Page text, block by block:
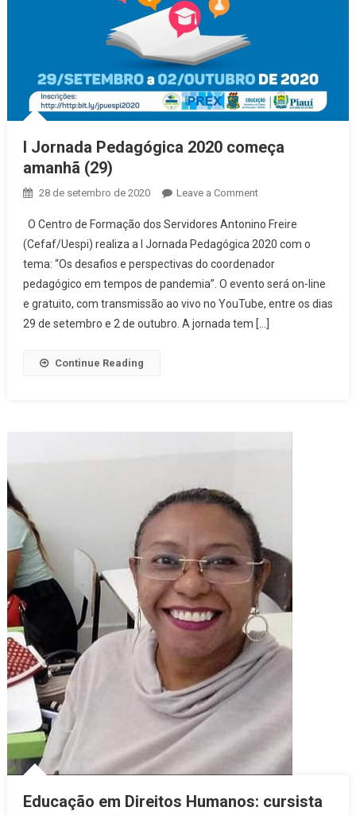
I Jornada Pedagógica 2020 começa
amanhã (29)
28 de setembro de 2020 Leave a Commenton I Jornada
2020 começa
amanhã (29)
O Centro de Formação dos Servidores Antonino Freire
(Cefaf/Uespi) realiza a I Jornada Pedagógica 2020 com o
tema: “Os desafios e perspectivas do coordenador
pedagógico em tempos de pandemia”. O evento será on-line
e gratuito, com transmissão ao vivo no YouTube, entre os dias
29 de setembro e 2 de outubro. A jornada tem […]
Continue Reading
Educação em Direitos Humanos: cursista